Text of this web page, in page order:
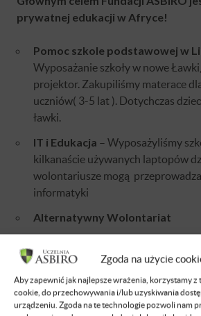
Zgoda na użycie
Aby zapewnić jak najlepsze wrażenia, korzystamy
cookie, do przechowywania i/lub uzyskiwania
urządzeniu. Zgoda na te technologie pozwoli nam
prywatnej edukacji w Afryce!
Pomoc szkole podstawowej w
Wyposażanie szkoły w nowe
projektor. Zakupiliśmy materace
uczniów( 3-5 lat ). Dotychczas
ławki.
IT i Edukacja – Wyposażyliśmy
kilkanaście używanych laptopów
wolontariusze mogą
informatyki
Alternatywny Wolontariat
Budowa Biblioteki –
pomieszczenie przy szkole które
1000 anglojęzycznych książek dla